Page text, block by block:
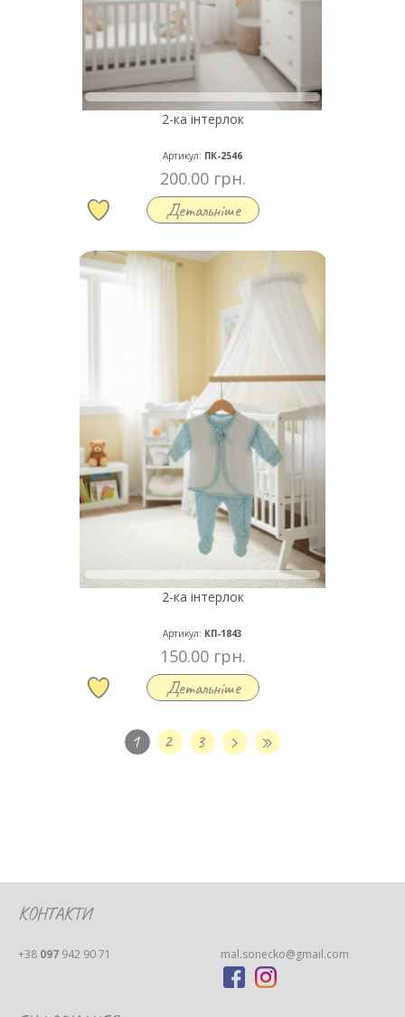
2-ка інтерлок
Артикул: ПК-2546
200.00 грн.
Детальніше
2-ка інтерлок
Артикул: КП-1843
150.00 грн.
Детальніше
1 2 3 › »
КОНТАКТИ
+38 097 942 90 71 mal.sonecko@gmail.com